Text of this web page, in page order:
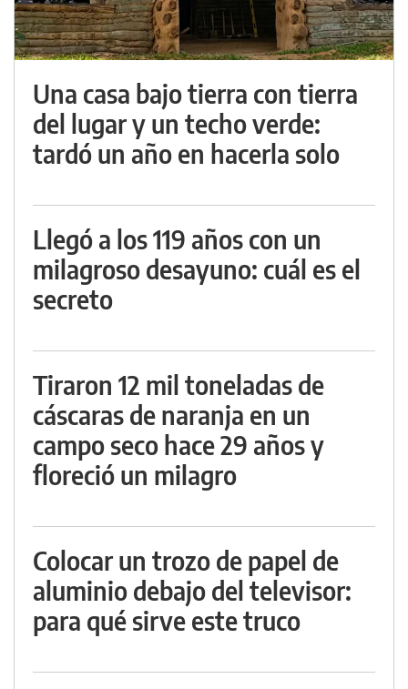
Una casa bajo tierra con tierra
del lugar y un techo verde:
tardó un año en hacerla solo
Llegó a los 119 años con un
milagroso desayuno: cuál es el
secreto
Tiraron 12 mil toneladas de
cáscaras de naranja en un
campo seco hace 29 años y
floreció un milagro
Colocar un trozo de papel de
aluminio debajo del televisor:
para qué sirve este truco